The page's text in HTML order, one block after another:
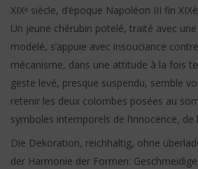
XIXᵉ siècle, d’époque Napoléon III fin
Un jeune chérubin potelé, traité avec
modelé, s’appuie avec insouciance
mécanisme, dans une attitude à la fois
geste levé, presque suspendu, semble
retenir les deux colombes posées au
symboles intemporels de l’innocence, de
Die Dekoration, reichhaltig, ohne
der Harmonie der Formen: